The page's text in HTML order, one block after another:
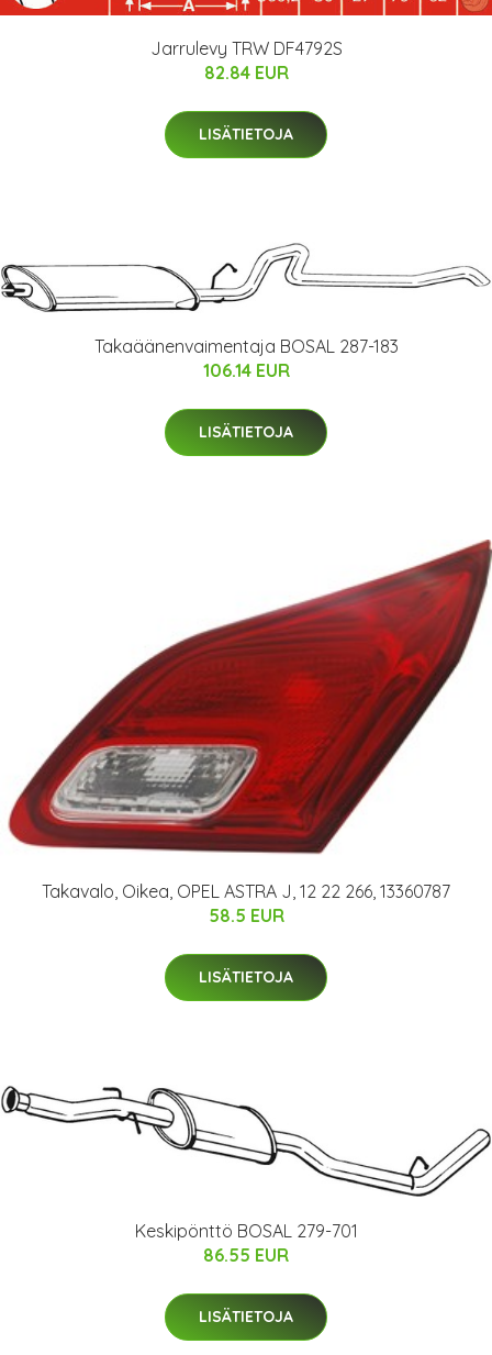
Jarrulevy TRW DF4792S
82.84 EUR
LISÄTIETOJA
Takaäänenvaimentaja BOSAL 287-183
106.14 EUR
LISÄTIETOJA
Takavalo, Oikea, OPEL ASTRA J, 12 22 266, 13360787
58.5 EUR
LISÄTIETOJA
Keskipönttö BOSAL 279-701
86.55 EUR
LISÄTIETOJA